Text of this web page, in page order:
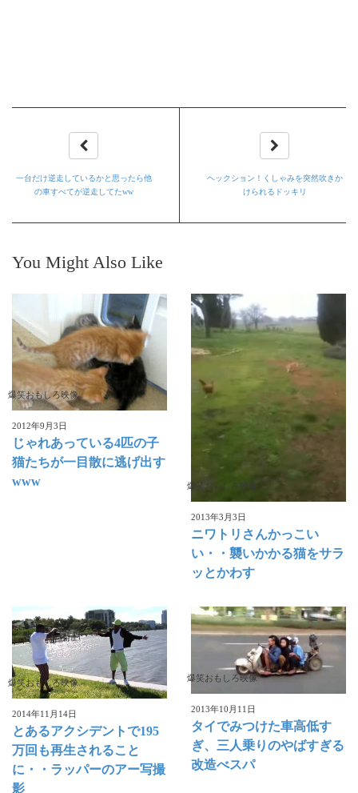
一台だけ逆走しているかと思ったら他
の車すべてが逆走してたww
ヘックション！くしゃみを突然吹きか
けられるドッキリ
You Might Also Like
爆笑おもしろ映像
2012年9月3日
じゃれあっている4匹の子
猫たちが一目散に逃げ出す
www
爆笑おもしろ映像
2013年3月3日
ニワトリさんかっこい
い・・襲いかかる猫をサラ
ッとかわす
爆笑おもしろ映像
2014年11月14日
とあるアクシデントで195
万回も再生されること
に・・ラッパーのアー写撮
影
爆笑おもしろ映像
2013年10月11日
タイでみつけた車高低す
ぎ、三人乗りのやばすぎる
改造べスパ